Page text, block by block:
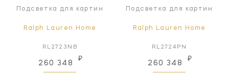
Подсветка для картин
Ralph Lauren Home
RL2723NB
260 348
₽
Подсветка для картин
Ralph Lauren Home
RL2724PN
260 348
₽